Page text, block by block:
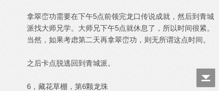
拿翠峦功需要在下午5点前领完龙口传说成就，然后到青城
派找大师兄学。大师兄下午5点就休息了，所以时间很紧。
当然，如果考虑第二天再拿翠峦功，则无所谓这点时间。
之后卡点脱逃回到青城派。
6，藏花草棚，第6颗龙珠